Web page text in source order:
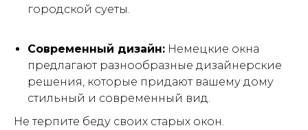
городской суеты.
Современный дизайн: Немецкие окна
предлагают разнообразные дизайнерские
решения, которые придают вашему дому
стильный и современный вид.
Не терпите беду своих старых окон.